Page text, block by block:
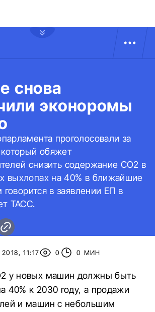
снова
эконоромы
проголосовали за
который обяжет
снизить содержание CO2 в
выхлопах на 40% в ближайшие
говорится в заявлении ЕП в
ТАСС.
11:17 0 0 МИН
у новых машин должны быть
40% к 2030 году, а продажи
и машин с небольшим